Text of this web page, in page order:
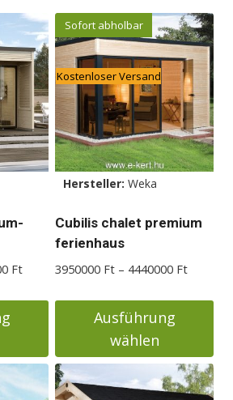
FtPreisspanne:
bis
Sofort abholbar
Kostenloser Versand
Hersteller: Weka
Cubilis chalet premium
ferienhaus
3950000 Ft – 4440000 Ft
bis
Ausführung
wählen
Dieses
Produkt